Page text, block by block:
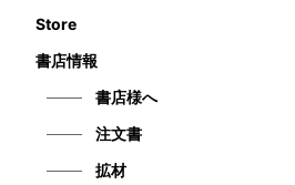
Store
書店情報
書店様へ
注文書
拡材